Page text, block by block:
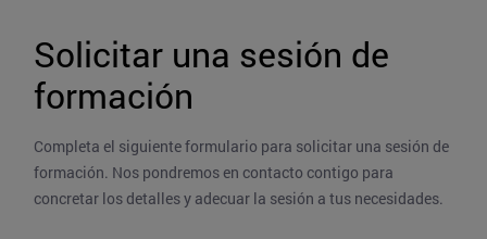
Solicitar una sesión de
formación
Completa el siguiente formulario para solicitar una sesión de
formación. Nos pondremos en contacto contigo para
concretar los detalles y adecuar la sesión a tus necesidades.